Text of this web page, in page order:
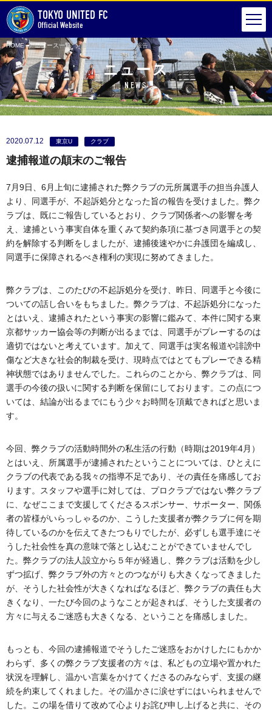
TOKYO UNITED FC
Official Website
HOME ニュース一覧 逮捕報道の顛末のご報告
ニュース
NEWS
2020.07.12 東京U クラブ
逮捕報道の顛末のご報告
7月9日、6月上旬に逮捕された弊クラブの元所属選手の担当弁護人
より、同選手が、不起訴処分となった旨の報告を受けました。弊ク
ラブは、既にご報告しているとおり、クラブ関係者への影響を考
え、逮捕という事実自体を重くみて契約条項に基づき同選手との契
約を解除する判断をしましたが、逮捕後速やかに弁護団を編成し、
同選手に保障されるべき権利の実現に努めてきました。
弊クラブは、このたびの不起訴処分を受け、昨日、同選手と今後に
ついての話し合いをもちました。弊クラブは、不起訴処分になった
とはいえ、逮捕されたという事実の影響に鑑みて、本件に関する東
京都サッカー協会等の判断が出るまでは、同選手がプレーするのは
適切ではないと考えています。加えて、同選手は実名報道や誹謗中
傷など大きな社会的制裁を受け、現時点ではとてもプレーできる精
神状態ではありませんでした。これらのことから、弊クラブは、同
選手の今後の扱いに関する判断を保留にしております。この点につ
いては、結論が出るまでにもう少々お時間を頂戴できればと思いま
す。
今回、弊クラブの活動時間外の私生活の行動（時期は2019年4月）
とはいえ、所属選手が逮捕されたということについては、ひとえに
クラブの代表である我々の指導不足であり、その責任を痛感してお
ります。スタッフや選手に対しては、プロクラブではない弊クラブ
に、なぜここまで支援してくださるスポンサー、サポーター、関係
者の皆様がいらっしゃるのか、こうした支援者が弊クラブに何を期
待しているのかを伝えてきたつもりでしたが、必ずしも選手達にそ
うした社会性を真の意味で落とし込むことができていませんでし
た。弊クラブの法人設立から５年が経過し、弊クラブは活動を少し
ずつ拡げ、弊クラブ外の方々とのつながりも大きくなってきました
が、そうした社会性が大きくなればなるほど、弊クラブの責任も大
きくなり、一たび今回のようなことが起きれば、そうした支援者の
方々に与えるご迷惑も大きくなる、ということを痛感しました。
もっとも、今回の逮捕報道でそうしたご迷惑をおかけしたにもかか
わらず、多くの弊クラブ支援者の方々は、私どもの立場や置かれた
状況を理解し、温かい言葉をかけてくださるのみならず、支援の継
続を約束してくれました。その温かさに涙せずにはいられませんで
した。この場を借りて改めて心よりお詫び申し上げると共に、その